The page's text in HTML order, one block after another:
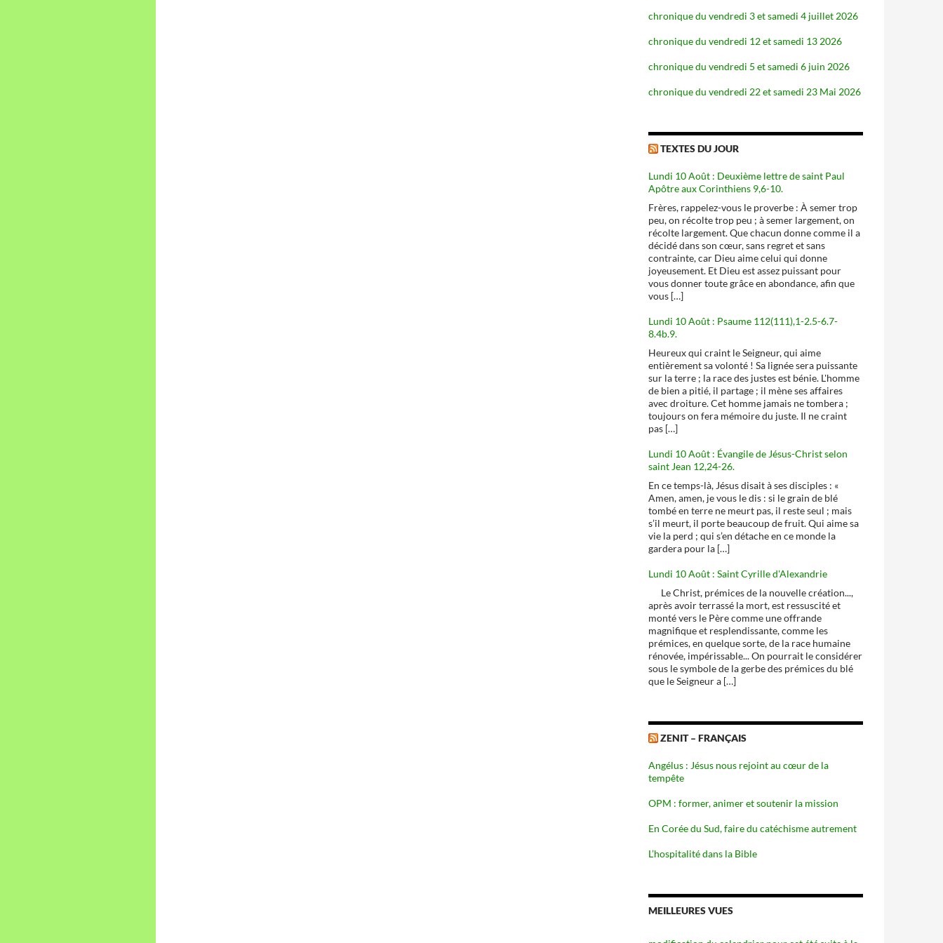
chronique du vendredi 3 et samedi 4 juillet 2026
chronique du vendredi 12 et samedi 13 2026
chronique du vendredi 5 et samedi 6 juin 2026
chronique du vendredi 22 et samedi 23 Mai 2026
TEXTES DU JOUR
Lundi 10 Août : Deuxième lettre de saint Paul
Apôtre aux Corinthiens 9,6-10.
Frères, rappelez-vous le proverbe : À semer trop
peu, on récolte trop peu ; à semer largement, on
récolte largement. Que chacun donne comme il a
décidé dans son cœur, sans regret et sans
contrainte, car Dieu aime celui qui donne
joyeusement. Et Dieu est assez puissant pour
vous donner toute grâce en abondance, afin que
vous […]
Lundi 10 Août : Psaume 112(111),1-2.5-6.7-
8.4b.9.
Heureux qui craint le Seigneur, qui aime
entièrement sa volonté ! Sa lignée sera puissante
sur la terre ; la race des justes est bénie. L'homme
de bien a pitié, il partage ; il mène ses affaires
avec droiture. Cet homme jamais ne tombera ;
toujours on fera mémoire du juste. Il ne craint
pas […]
Lundi 10 Août : Évangile de Jésus-Christ selon
saint Jean 12,24-26.
En ce temps-là, Jésus disait à ses disciples : «
Amen, amen, je vous le dis : si le grain de blé
tombé en terre ne meurt pas, il reste seul ; mais
s’il meurt, il porte beaucoup de fruit. Qui aime sa
vie la perd ; qui s’en détache en ce monde la
gardera pour la […]
Lundi 10 Août : Saint Cyrille d'Alexandrie
Le Christ, prémices de la nouvelle création...,
après avoir terrassé la mort, est ressuscité et
monté vers le Père comme une offrande
magnifique et resplendissante, comme les
prémices, en quelque sorte, de la race humaine
rénovée, impérissable... On pourrait le considérer
sous le symbole de la gerbe des prémices du blé
que le Seigneur a […]
ZENIT – FRANÇAIS
Angélus : Jésus nous rejoint au cœur de la
tempête
OPM : former, animer et soutenir la mission
En Corée du Sud, faire du catéchisme autrement
L’hospitalité dans la Bible
MEILLEURES VUES